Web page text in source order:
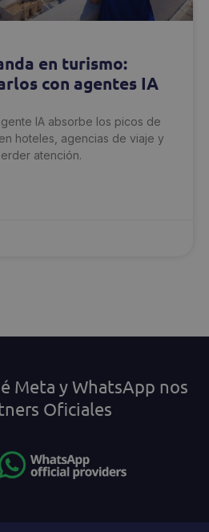
en turismo:
con agentes IA
IA absorbe los picos de
hoteles, agencias de viaje y
atención.
Meta y WhatsApp nos
Oficiales